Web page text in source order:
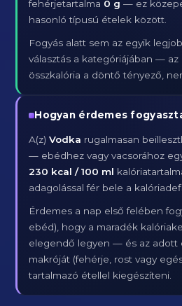
fehérjetartalma 0 g — ez
hasonló típusú ételek között.
Fogyás alatt sem az egyik
választás a kategóriájában —
összkalória a döntő tényező,
Hogyan érdemes
A(z)Vodka rugalmasan
— ebédhez vagy vacsorához
230 kcal / 100 ml
adagolással fér bele a
Érdemes a nap első felében
ebéd), hogy a maradék
elegendő legyen — és az adott
makróját (fehérje, rost vagy
tartalmazó étellel kiegészíteni.